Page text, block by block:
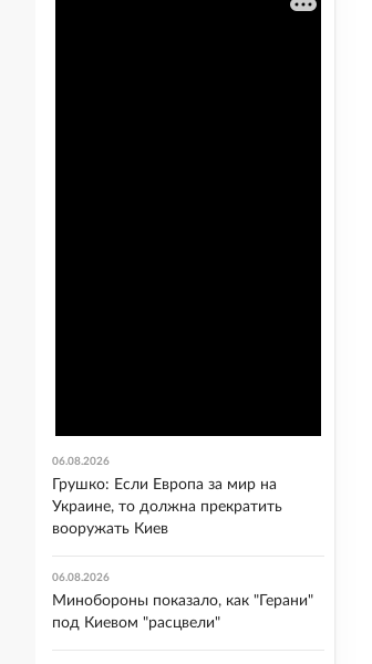
06.08.2026
Грушко: Если Европа за мир на
Украине, то должна прекратить
вооружать Киев
06.08.2026
Минобороны показало, как "Герани"
под Киевом "расцвели"